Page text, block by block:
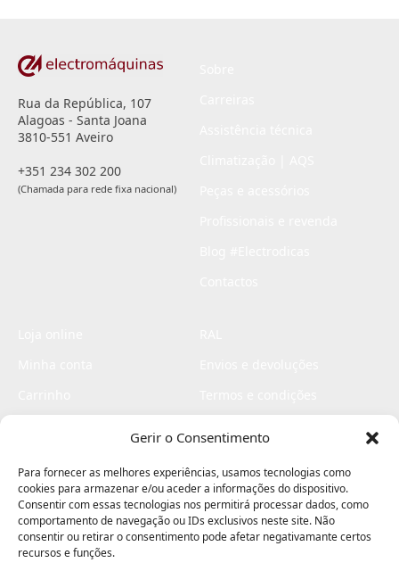
Gerir o Consentimento
Para fornecer as melhores experiências, usamos tecnologias como
cookies para armazenar e/ou aceder a informações do dispositivo.
Consentir com essas tecnologias nos permitirá processar dados, como
comportamento de navegação ou IDs exclusivos neste site. Não
consentir ou retirar o consentimento pode afetar negativamante certos
recursos e funções.
Rua da República, 107
Alagoas - Santa Joana
3810-551 Aveiro
+351 234 302 200
(Chamada para rede fixa nacional)
Livro de elogios